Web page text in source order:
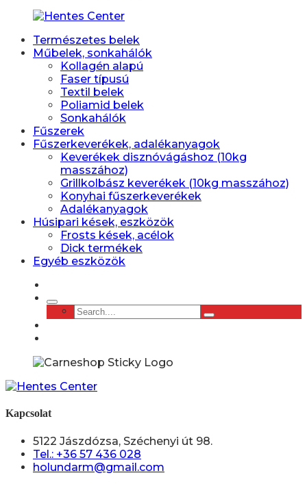
Természetes belek
Műbelek, sonkahálók
Kollagén alapú
Faser típusú
Textil belek
Poliamid belek
Sonkahálók
Fűszerek
Fűszerkeverékek, adalékanyagok
Keverékek disznóvágáshoz (10kg
masszához)
Grillkolbász keverékek (10kg masszához)
Konyhai fűszerkeverékek
Adalékanyagok
Húsipari kések, eszközök
Frosts kések, acélok
Dick termékek
Egyéb eszközök
Kapcsolat
5122 Jászdózsa, Széchenyi út 98.
Tel.: +36 57 436 028
holundarm@gmail.com